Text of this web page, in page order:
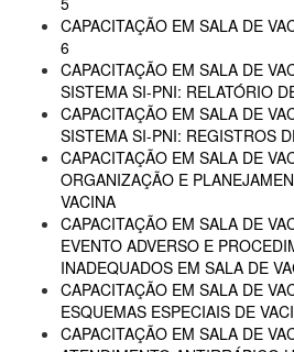
CAPACITAÇÃO EM SALA DE
6
CAPACITAÇÃO EM SALA DE
SISTEMA SI-PNI: RELATÓRIO
CAPACITAÇÃO EM SALA DE
SISTEMA SI-PNI: REGISTROS
CAPACITAÇÃO EM SALA DE
ORGANIZAÇÃO E
VACINA
CAPACITAÇÃO EM SALA DE
EVENTO ADVERSO E
INADEQUADOS EM SALA DE
CAPACITAÇÃO EM SALA DE
ESQUEMAS ESPECIAIS DE
CAPACITAÇÃO EM SALA DE